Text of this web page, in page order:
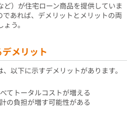
ど）が住宅ローン商品を提供していま
であれば、デメリットとメリットの両
う。
メリット
以下に示すデメリットがあります。
てトータルコストが増える
の負担が増す可能性がある